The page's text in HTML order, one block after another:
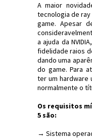
A maior
tecnologia de
game. Apesar
a ajuda da
fidelidade raios
dando uma
do game. Para
ter um hardware
normalmente o
Os requisitos
5 são:
→ Sistema